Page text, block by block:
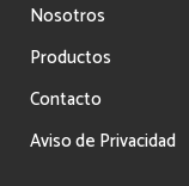
Nosotros
Productos
Contacto
Aviso de Privacidad